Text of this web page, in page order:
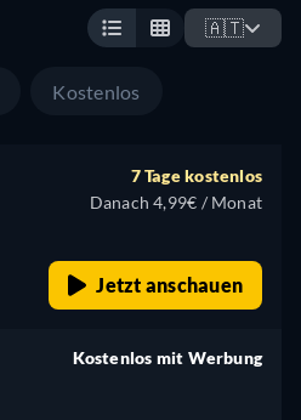
🇦🇹
Kostenlos
7 Tage kostenlos
Danach 4,99€ / Monat
Jetzt anschauen
Kostenlos mit Werbung